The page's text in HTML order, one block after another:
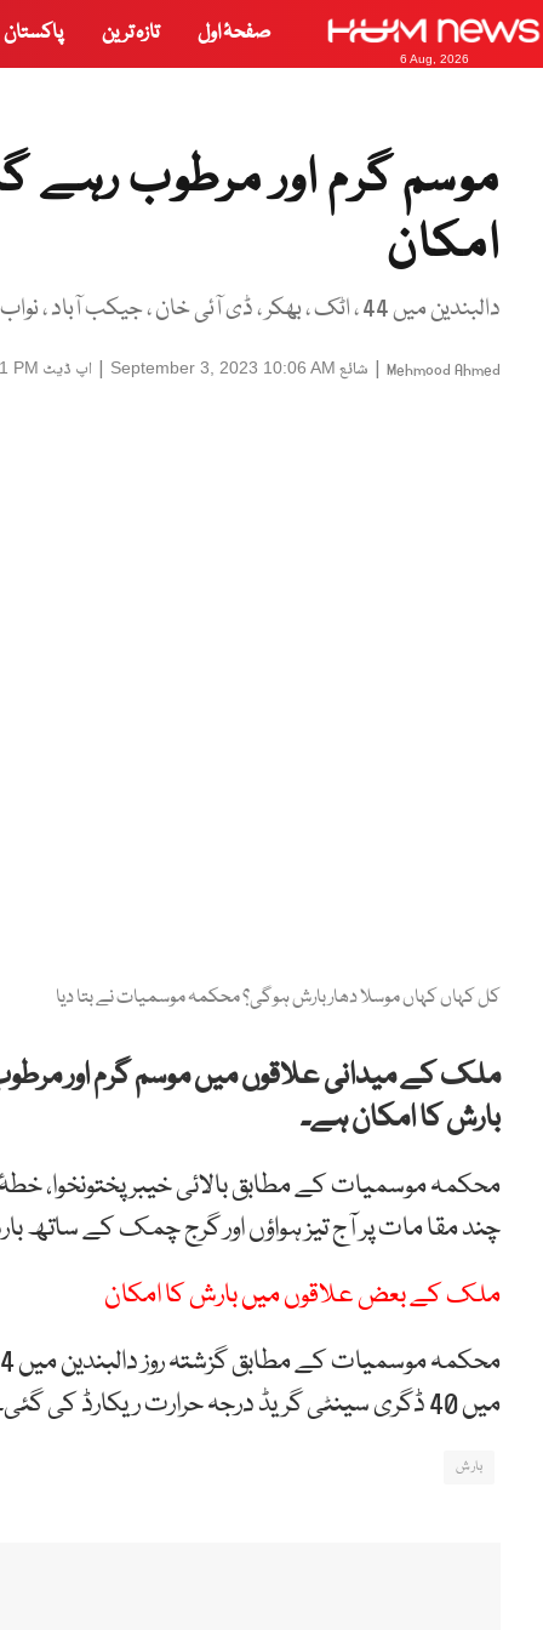
6 Aug, 2026
صفحۂ اول تازہ ترین پاکستان
موسم گرم اور مرطوب رہے
امکان
دالبندین میں 44 ، اٹک ، بھکر ، ڈی آئی خان ، جیکب آباد ، نواب شاہ میں درجہ حرارت 40 ڈگری سینٹی گریڈ رہا
Mehmood Ahmed
| شائع September 3, 2023 10:06 AM
| اپ ڈیٹ PM
کل کہاں کہاں موسلا دھار بارش ہوگی؟ محکمہ موسمیات نے بتا دیا
ملک کے میدانی علاقوں میں موسم گرم اور
بارش کا امکان ہے۔
محکمہ موسمیات کے مطابق بالائی خیبر پختونخوا، خطۂ
چند مقا مات پر آج تیز ہواؤں اور گرج چمک کے ساتھ
ملک کے بعض علاقوں میں بارش کا امکان
میں 40 ڈگری سینٹی گریڈ درجہ حرارت ریکارڈ کی گئی۔
بارش